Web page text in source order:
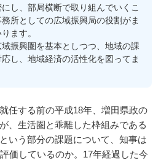
し、部局横断で取り組んでいくこ
所としての広域振興局の役割がま
ます。
振興圏を基本としつつ、地域の課
し、地域経済の活性化を図ってま
任する前の平成18年、増田県政の
、生活圏と乖離した枠組みである
いう部分の課題について、知事は
価しているのか。17年経過した今